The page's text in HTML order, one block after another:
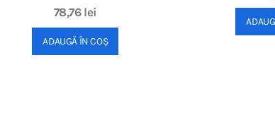
78,76 lei
ADAUGĂ ÎN COȘ